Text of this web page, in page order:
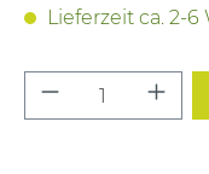
Lieferzeit ca. 2-6
Produkt